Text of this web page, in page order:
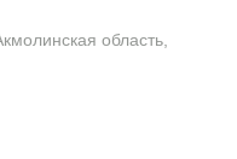
область,